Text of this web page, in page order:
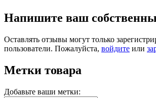
Напишите ваш
Оставлять отзывы могут только
пользователи. Пожалуйста, войдите или
Метки товара
Добавьте ваши метки: